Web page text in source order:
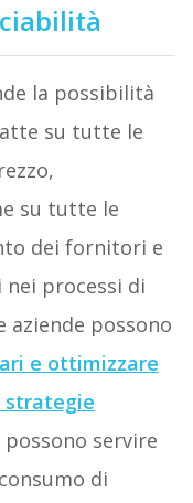
la possibilità
su tutte le
su tutte le
dei fornitori e
processi di
aziende possono
e ottimizzare
strategie
servire
di